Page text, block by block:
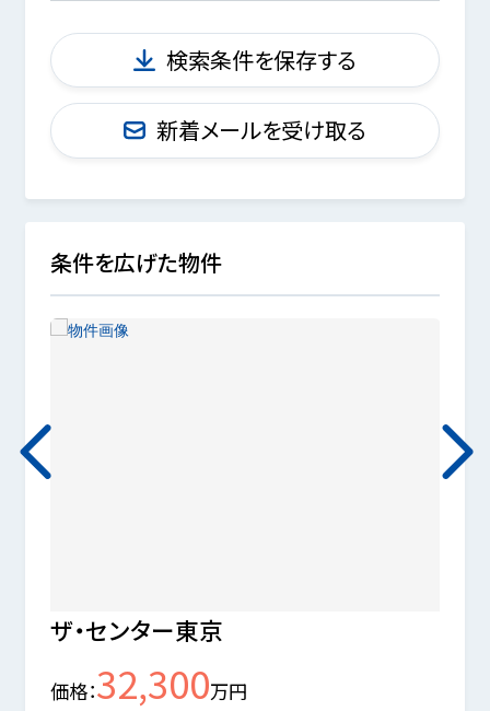
検索条件を保存する
新着メールを受け取る
条件を広げた物件
ザ・センター東京
価格 32,300万円